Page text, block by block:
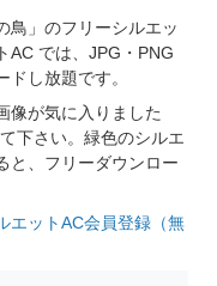
鳥」のフリーシルエッ
AC では、JPG・PNG
し放題です。
像が気に入りました
て下さい。緑色のシルエ
と、フリーダウンロー
エットAC会員登録（無